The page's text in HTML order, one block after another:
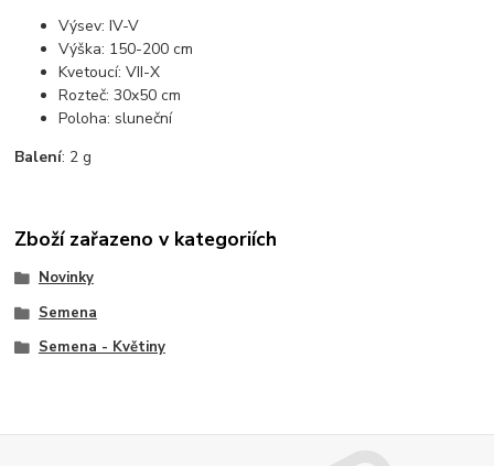
Výsev: IV-V
Výška: 150-200 cm
Kvetoucí: VII-X
Rozteč: 30x50 cm
Poloha: sluneční
Balení: 2 g
Zboží zařazeno v kategoriích
Novinky
Semena
Semena - Květiny